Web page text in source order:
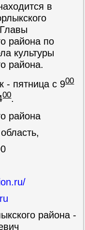
в
района по
культуры
района.
- пятница с 900
00.
района
района -